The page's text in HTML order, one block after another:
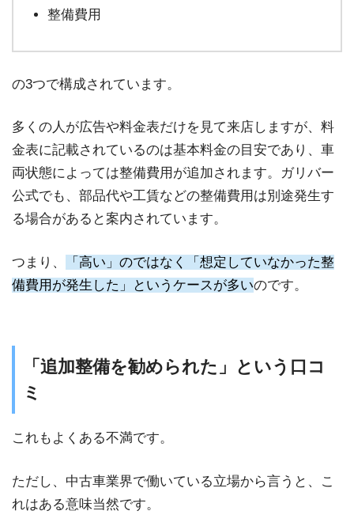
整備費用
の3つで構成されています。
多くの人が広告や料金表だけを見て来店しますが、料
金表に記載されているのは基本料金の目安であり、車
両状態によっては整備費用が追加されます。ガリバー
公式でも、部品代や工賃などの整備費用は別途発生す
る場合があると案内されています。
つまり、
「高い」のではなく「想定していなかった整
備費用が発生した」というケースが多いのです。
「追加整備を勧められた」という口コ
ミ
これもよくある不満です。
ただし、中古車業界で働いている立場から言うと、こ
れはある意味当然です。